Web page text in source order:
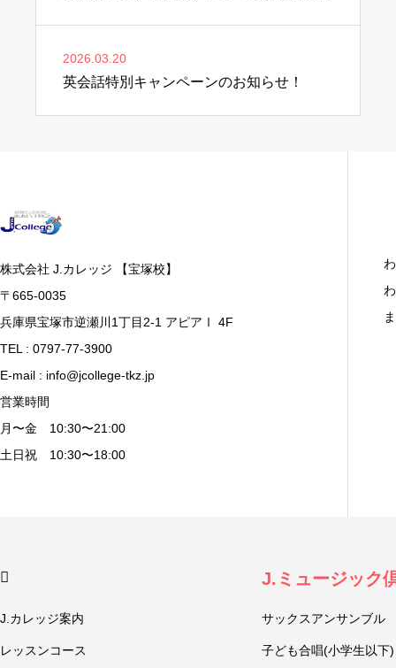
2026.03.20
英会話特別キャンペーンのお知らせ！
株式会社 J.カレッジ 【宝塚校】
〒665-0035
兵庫県宝塚市逆瀬川1丁目2-1 アピアⅠ 4F
TEL : 0797-77-3900
E-mail : info@jcollege-tkz.jp
営業時間
月〜金 10:30〜21:00
土日祝 10:30〜18:00
J.カレッジ案内
レッスンコース
J.ミュージック
サックスアンサンブル
子ども合唱(小学生以下)